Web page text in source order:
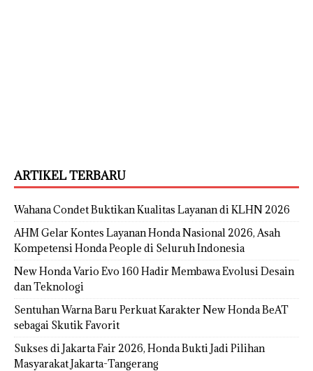
ARTIKEL TERBARU
Wahana Condet Buktikan Kualitas Layanan di KLHN 2026
AHM Gelar Kontes Layanan Honda Nasional 2026, Asah
Kompetensi Honda People di Seluruh Indonesia
New Honda Vario Evo 160 Hadir Membawa Evolusi Desain
dan Teknologi
Sentuhan Warna Baru Perkuat Karakter New Honda BeAT
sebagai Skutik Favorit
Sukses di Jakarta Fair 2026, Honda Bukti Jadi Pilihan
Masyarakat Jakarta-Tangerang